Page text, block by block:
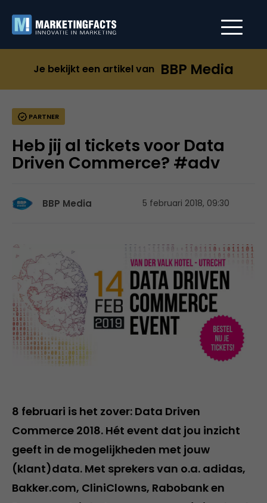
Je bekijkt een artikel van BBP Media
PARTNER
Heb jij al tickets voor Data
Driven Commerce? #adv
BBP Media 5 februari 2018, 09:30
8 februari is het zover: Data Driven
Commerce 2018. Hét event dat jou inzicht
geeft in de mogelijkheden met jouw
(klant)data. Met sprekers van o.a. adidas,
Bakker.com, CliniClowns, Rabobank en